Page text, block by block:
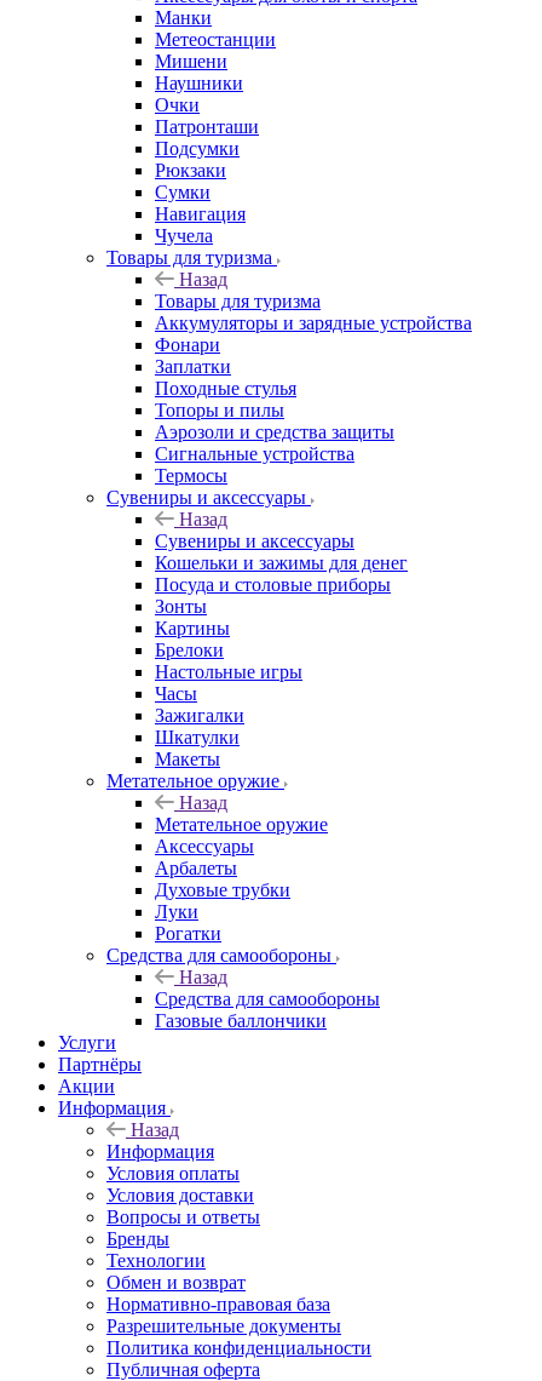
Манки
Метеостанции
Мишени
Наушники
Очки
Патронташи
Подсумки
Рюкзаки
Сумки
Навигация
Чучела
Товары для туризма
Назад
Товары для туризма
Аккумуляторы и зарядные устройства
Фонари
Заплатки
Походные стулья
Топоры и пилы
Аэрозоли и средства защиты
Сигнальные устройства
Термосы
Сувениры и аксессуары
Назад
Сувениры и аксессуары
Кошельки и зажимы для денег
Посуда и столовые приборы
Зонты
Картины
Брелоки
Настольные игры
Часы
Зажигалки
Шкатулки
Макеты
Метательное оружие
Назад
Метательное оружие
Аксессуары
Арбалеты
Духовые трубки
Луки
Рогатки
Средства для самообороны
Назад
Средства для самообороны
Газовые баллончики
Услуги
Партнёры
Акции
Информация
Назад
Информация
Условия оплаты
Условия доставки
Вопросы и ответы
Бренды
Технологии
Обмен и возврат
Нормативно-правовая база
Разрешительные документы
Политика конфиденциальности
Публичная оферта